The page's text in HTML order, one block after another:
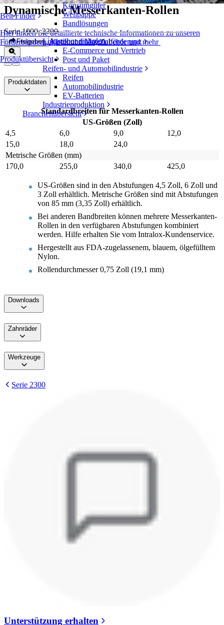
Belt Finder
Hier finden Sie detaillierte technische Informationen zu unseren
Förderbändern, Komponenten, Zubehör und mehr
Produktübersicht
Konsumgüter
Wellpappe
Bandlösungen
Logistik und Materialförderung
E-Commerce und Vertrieb
Post und Paket
Reifen- und Automobilindustrie
Reifen
Automobilindustrie
EV-Batterien
Industrieproduktion
Branchenübersicht
Dynamische Messerkanten-Rollen
Serie 1000, 2300
Freigeben Angebot einholen
Produktdaten
Standardbreiten für Messerkanten-Rollen
US-Größen (Zoll)
4,5
6,0 9,0
12,0
15,0
18,0
24,0
Metrische Größen (mm)
170,0
255,0 340,0 425,0
US-Größen sind in den Abstufungen 4,5 Zoll, 6 Zoll und
3 Zoll erhältlich. Metrische Größen sind mit Abstufungen
von 85 mm (3,35 Zoll) erhältlich.
Bei anderen Bandbreiten können mehrere Messerkanten-
Rollen in den verfügbaren Abstufungen kombiniert
werden. Hilfe erhalten Sie vom Intralox-Kundenservice.
Hergestellt aus FDA-zugelassenem, blauem, ölgefülltem
Nylon.
Rollendurchmesser 0,75 Zoll (19,1 mm)
Downloads
Zahnräder
Werkzeuge
Serie 2300
Unterstützung erhalten